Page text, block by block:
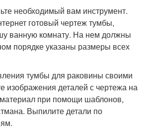
необходимый вам инструмент.
готовый чертеж тумбы,
ванную комнату. На нем должны
порядке указаны размеры всех
тумбы для раковины своими
изображения деталей с чертежа на
при помощи шаблонов,
Выпилите детали по